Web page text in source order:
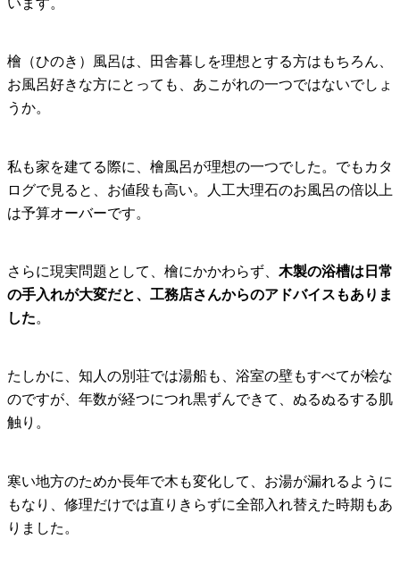
檜（ひのき）風呂は、田舎暮しを理想とする方はもちろん、
お風呂好きな方にとっても、あこがれの一つではないでしょ
うか。
私も家を建てる際に、檜風呂が理想の一つでした。でもカタ
ログで見ると、お値段も高い。人工大理石のお風呂の倍以上
は予算オーバーです。
さらに現実問題として、檜にかかわらず、 木製の浴槽は日常
の手入れが大変だと、工務店さんからのアドバイスもありま
した。
たしかに、知人の別荘では湯船も、浴室の壁もすべてが桧な
のですが、年数が経つにつれ黒ずんできて、ぬるぬるする肌
触り。
寒い地方のためか長年で木も変化して、お湯が漏れるように
もなり、修理だけでは直りきらずに全部入れ替えた時期もあ
りました。